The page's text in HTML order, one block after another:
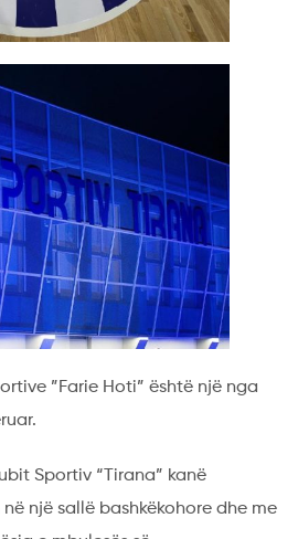
”Farie Hoti” është një nga
Sportiv “Tirana” kanë
një sallë bashkëkohore dhe me